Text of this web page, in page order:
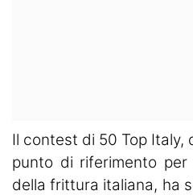
Il contest di 50 Top Italy,
punto di riferimento
della frittura italiana, ha